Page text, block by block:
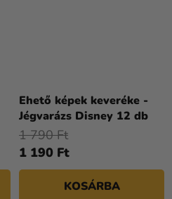
Ehető képek keveréke -
Jégvarázs Disney 12 db
1 190 Ft
1 790 Ft
KOSÁRBA